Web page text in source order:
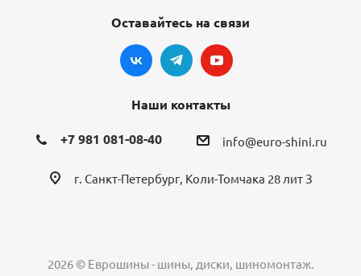
Оставайтесь на связи
Наши контакты
+7 981 081-08-40 info@euro-shini.ru
г. Санкт-Петербург, Коли-Томчака 28 лит З
2026 © Еврошины - шины, диски, шиномонтаж.